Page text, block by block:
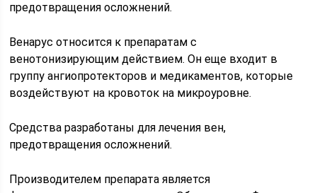
предотвращения осложнений.
Венарус относится к препаратам с
венотонизирующим действием. Он еще входит в
группу ангиопротекторов и медикаментов, которые
воздействуют на кровоток на микроуровне.
Средства разработаны для лечения вен,
предотвращения осложнений.
Производителем препарата является